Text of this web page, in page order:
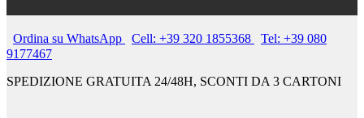
Ordina su WhatsApp Cell: +39 320 1855368
Tel: +39 080
9177467
SPEDIZIONE GRATUITA 24/48H, SCONTI DA 3 CARTONI